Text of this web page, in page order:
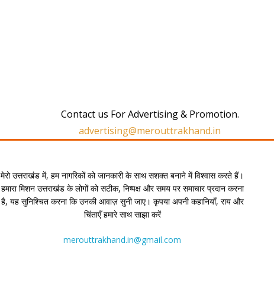
Contact us For Advertising & Promotion.
advertising@merouttrakhand.in
मेरो उत्तराखंड में, हम नागरिकों को जानकारी के साथ सशक्त बनाने में विश्वास करते हैं।
हमारा मिशन उत्तराखंड के लोगों को सटीक, निष्पक्ष और समय पर समाचार प्रदान करना
है, यह सुनिश्चित करना कि उनकी आवाज़ सुनी जाए। कृपया अपनी कहानियाँ, राय और
चिंताएँ हमारे साथ साझा करें
merouttrakhand.in@gmail.com